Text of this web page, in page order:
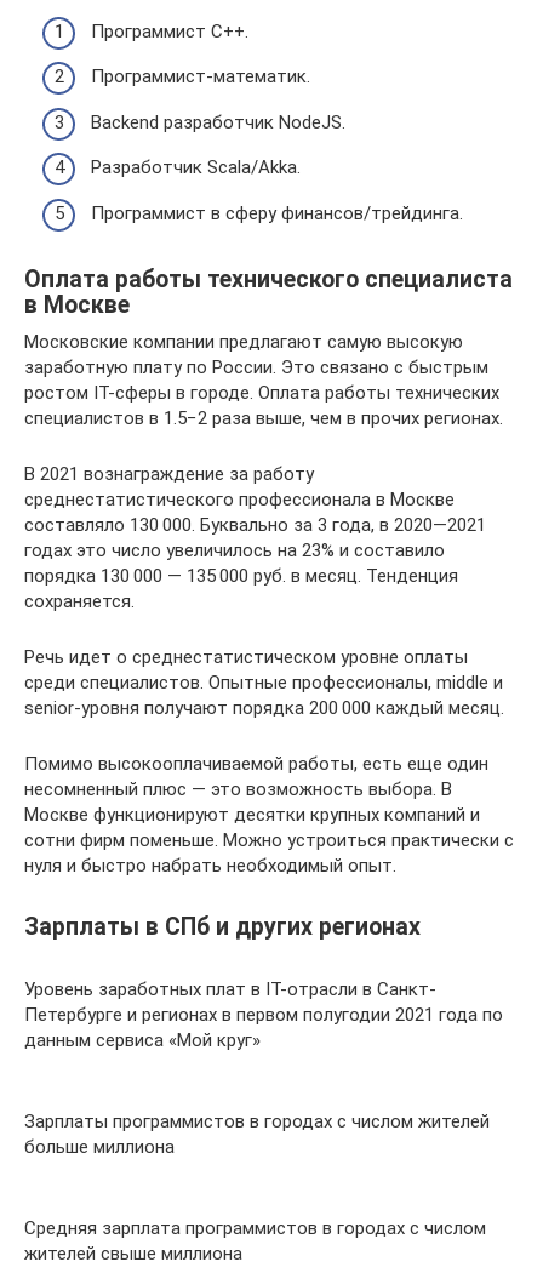
Программист С++.
Программист-математик.
Backend разработчик NodeJS.
Разработчик Scala/Akka.
Программист в сферу финансов/трейдинга.
Оплата работы технического специалиста
в Москве
Московские компании предлагают самую высокую
заработную плату по России. Это связано с быстрым
ростом IT-сферы в городе. Оплата работы технических
специалистов в 1.5−2 раза выше, чем в прочих регионах.
В 2021 вознаграждение за работу
среднестатистического профессионала в Москве
составляло 130 000. Буквально за 3 года, в 2020—2021
годах это число увеличилось на 23% и составило
порядка 130 000 — 135 000 руб. в месяц. Тенденция
сохраняется.
Речь идет о среднестатистическом уровне оплаты
среди специалистов. Опытные профессионалы, middle и
senior-уровня получают порядка 200 000 каждый месяц.
Помимо высокооплачиваемой работы, есть еще один
несомненный плюс — это возможность выбора. В
Москве функционируют десятки крупных компаний и
сотни фирм поменьше. Можно устроиться практически с
нуля и быстро набрать необходимый опыт.
Зарплаты в СПб и других регионах
Уровень заработных плат в IT-отрасли в Санкт-
Петербурге и регионах в первом полугодии 2021 года по
данным сервиса «Мой круг»
Зарплаты программистов в городах с числом жителей
больше миллиона
Средняя зарплата программистов в городах с числом
жителей свыше миллиона